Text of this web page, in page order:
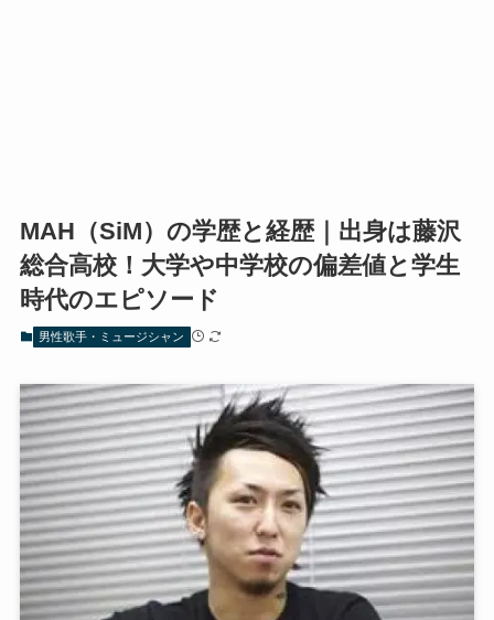
MAH（SiM）の学歴と経歴｜出身は藤沢
総合高校！大学や中学校の偏差値と学生
時代のエピソード
男性歌手・ミュージシャン